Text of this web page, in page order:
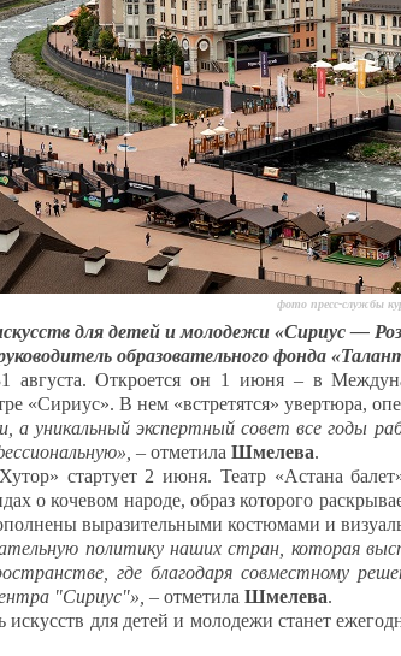
фото пресс-службы
для детей и молодежи «Сириус —
образовательного фонда
августа. Откроется он 1 июня – в
«Сириус». В нем «встретятся» увертюра,
а уникальный экспертный совет все
– отметила Шмелева.
стартует 2 июня. Театр «Астана
о кочевом народе, образ которого
выразительными костюмами и
политику наших стран, которая
где благодаря совместному
"Сириус"», – отметила Шмелева.
для детей и молодежи станет